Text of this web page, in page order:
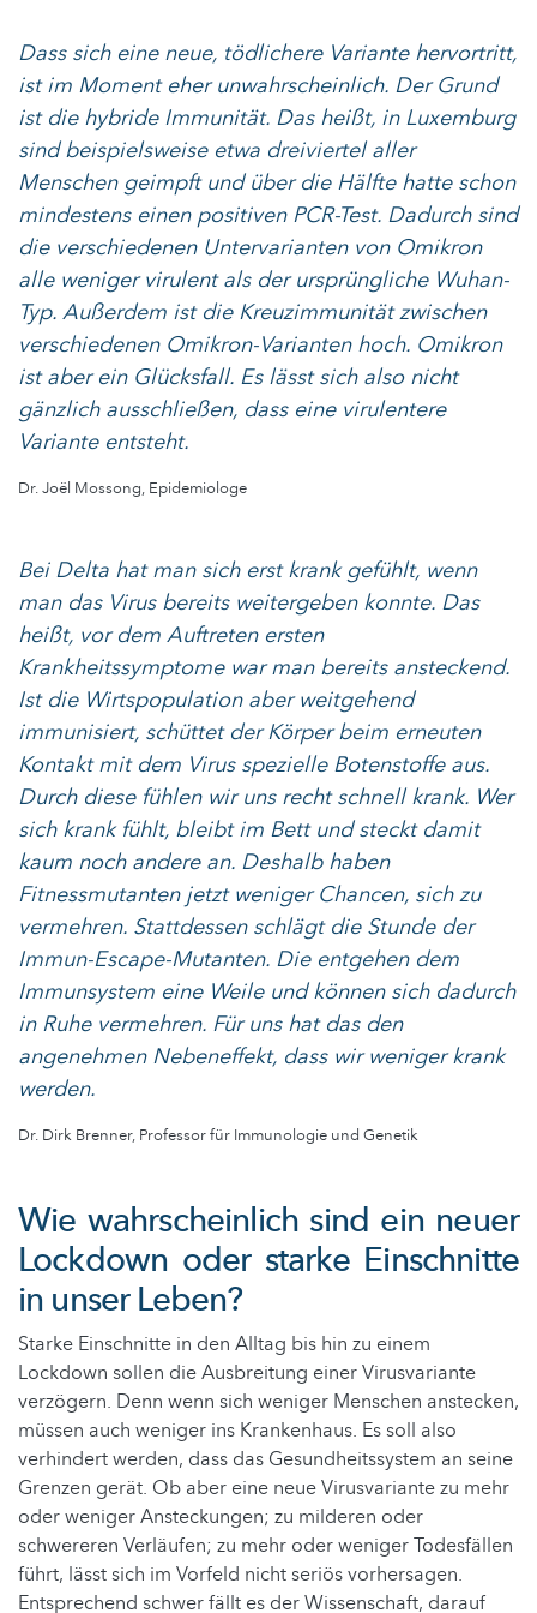
Dass sich eine neue, tödlichere Variante hervortritt,
ist im Moment eher unwahrscheinlich. Der Grund
ist die hybride Immunität. Das heißt, in Luxemburg
sind beispielsweise etwa dreiviertel aller
Menschen geimpft und über die Hälfte hatte schon
mindestens einen positiven PCR-Test. Dadurch sind
die verschiedenen Untervarianten von Omikron
alle weniger virulent als der ursprüngliche Wuhan-
Typ. Außerdem ist die Kreuzimmunität zwischen
verschiedenen Omikron-Varianten hoch. Omikron
ist aber ein Glücksfall. Es lässt sich also nicht
gänzlich ausschließen, dass eine virulentere
Variante entsteht.
Dr. Joël Mossong, Epidemiologe
Bei Delta hat man sich erst krank gefühlt, wenn
man das Virus bereits weitergeben konnte. Das
heißt, vor dem Auftreten ersten
Krankheitssymptome war man bereits ansteckend.
Ist die Wirtspopulation aber weitgehend
immunisiert, schüttet der Körper beim erneuten
Kontakt mit dem Virus spezielle Botenstoffe aus.
Durch diese fühlen wir uns recht schnell krank. Wer
sich krank fühlt, bleibt im Bett und steckt damit
kaum noch andere an. Deshalb haben
Fitnessmutanten jetzt weniger Chancen, sich zu
vermehren. Stattdessen schlägt die Stunde der
Immun-Escape-Mutanten. Die entgehen dem
Immunsystem eine Weile und können sich dadurch
in Ruhe vermehren. Für uns hat das den
angenehmen Nebeneffekt, dass wir weniger krank
werden.
Dr. Dirk Brenner, Professor für Immunologie und Genetik
Wie wahrscheinlich sind ein neuer
Lockdown oder starke Einschnitte
in unser Leben?
Starke Einschnitte in den Alltag bis hin zu einem
Lockdown sollen die Ausbreitung einer Virusvariante
verzögern. Denn wenn sich weniger Menschen anstecken,
müssen auch weniger ins Krankenhaus. Es soll also
verhindert werden, dass das Gesundheitssystem an seine
Grenzen gerät. Ob aber eine neue Virusvariante zu mehr
oder weniger Ansteckungen; zu milderen oder
schwereren Verläufen; zu mehr oder weniger Todesfällen
führt, lässt sich im Vorfeld nicht seriös vorhersagen.
Entsprechend schwer fällt es der Wissenschaft, darauf